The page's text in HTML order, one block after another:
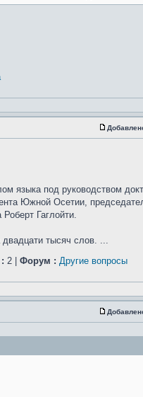
языка под руководством
Южной Осетии,
Гаглойти.
тысяч слов. ...
2 | Форум : Другие вопросы